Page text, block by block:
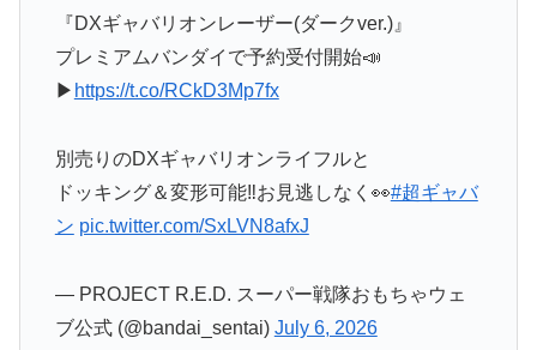
『DXギャバリオンレーザー(ダークver.)』
プレミアムバンダイで予約受付開始📣
▶ https://t.co/RCkD3Mp7fx
別売りのDXギャバリオンライフルと
ドッキング＆変形可能‼️お見逃しなく👀#超ギャバ
ン pic.twitter.com/SxLVN8afxJ
— PROJECT R.E.D. スーパー戦隊おもちゃウェ
ブ公式 (@bandai_sentai) July 6, 2026